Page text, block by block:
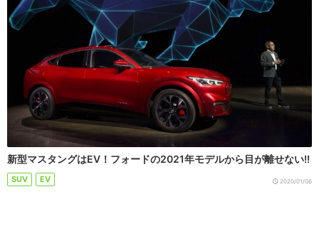
新型マスタングはEV！フォードの2021年モデルから目が離せない!!
SUV EV 2020/01/06